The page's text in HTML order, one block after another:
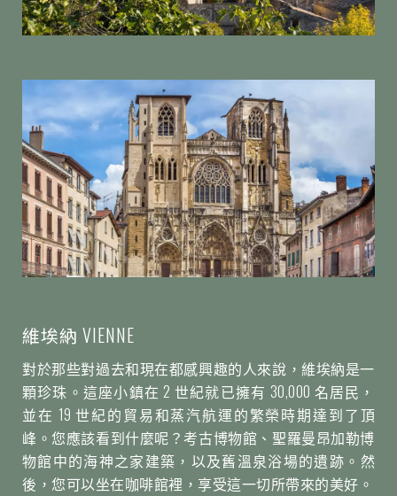
維埃納 VIENNE
對於那些對過去和現在都感興趣的人來說，維埃納是一
顆珍珠。這座小鎮在 2 世紀就已擁有 30,000 名居民，
並在 19 世紀的貿易和蒸汽航運的繁榮時期達到了頂
峰。您應該看到什麼呢？考古博物館、聖羅曼昂加勒博
物館中的海神之家建築，以及舊溫泉浴場的遺跡。然
後，您可以坐在咖啡館裡，享受這一切所帶來的美好。